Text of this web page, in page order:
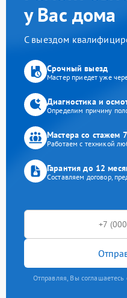
у Вас дома
С выездом
Срочный выезд
Мастер приедет уже
Диагностика и
Определим причину
Мастера со стажем
Работаем с техникой
Гарантия до 12
Составляем договор,
Отправляя, Вы